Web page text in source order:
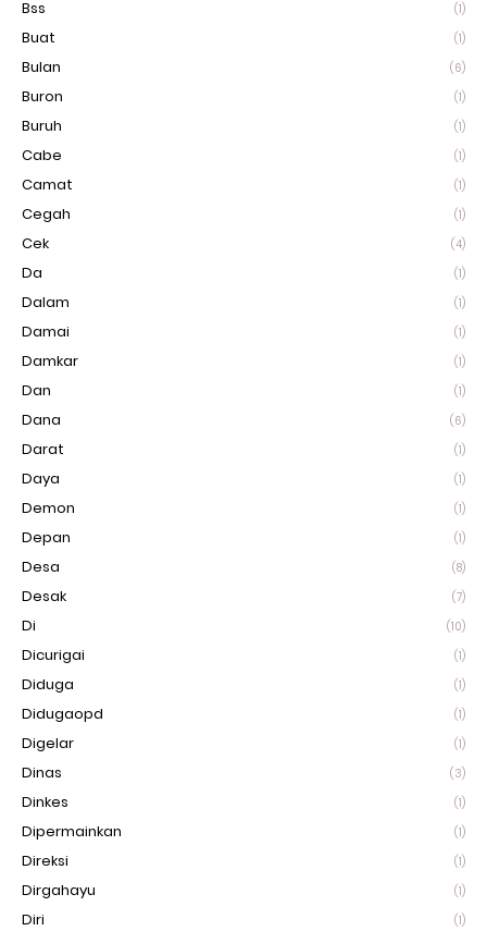
Bss (1)
Buat (1)
Bulan (6)
Buron (1)
Buruh (1)
Cabe (1)
Camat (1)
Cegah (1)
Cek (4)
Da (1)
Dalam (1)
Damai (1)
Damkar (1)
Dan (1)
Dana (6)
Darat (1)
Daya (1)
Demon (1)
Depan (1)
Desa (8)
Desak (7)
Di (10)
Dicurigai (1)
Diduga (1)
Didugaopd (1)
Digelar (1)
Dinas (3)
Dinkes (1)
Dipermainkan (1)
Direksi (1)
Dirgahayu (1)
Diri (1)